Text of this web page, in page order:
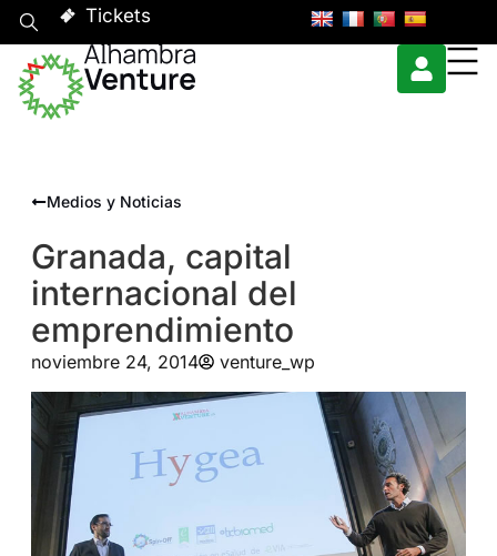
Tickets
Medios y Noticias
Granada, capital
internacional del
emprendimiento
noviembre 24, 2014 venture_wp